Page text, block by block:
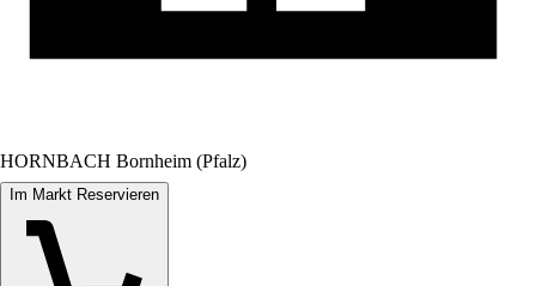
HORNBACH Bornheim (Pfalz)
Im Markt Reservieren